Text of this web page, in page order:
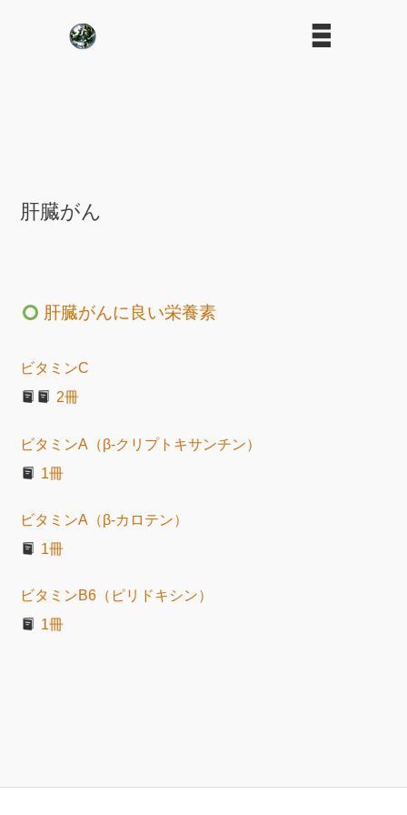
肝臓がん
肝臓がんに良い栄養素
ビタミンC
2冊
ビタミンA（β-クリプトキサンチン）
1冊
ビタミンA（β-カロテン）
1冊
ビタミンB6（ピリドキシン）
1冊